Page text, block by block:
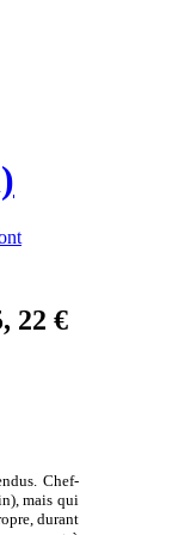
22 €
Chef-
mais qui
durant